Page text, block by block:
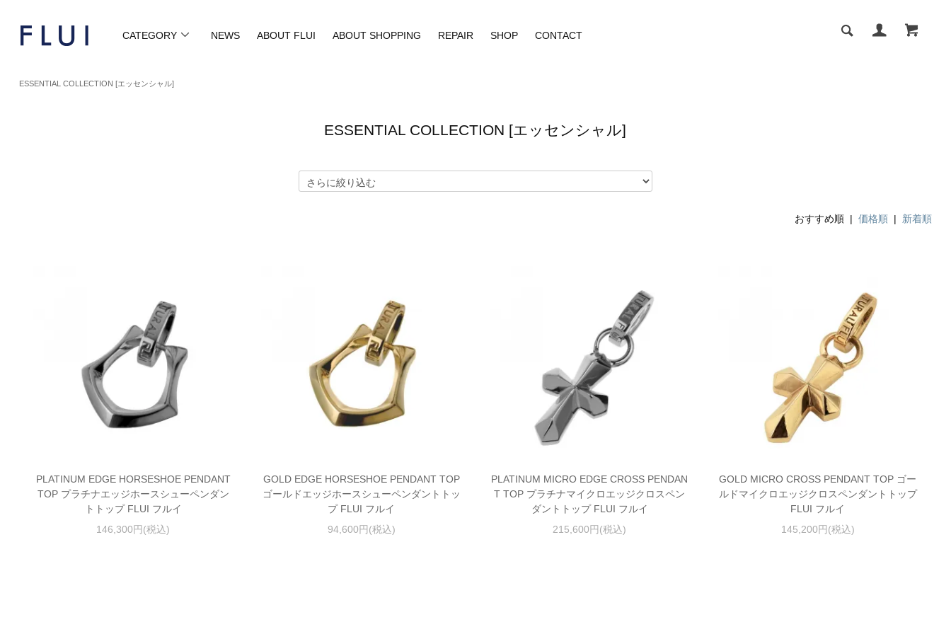
CATEGORY NEWS ABOUT FLUI ABOUT SHOPPING REPAIR SHOP CONTACT
ESSENTIAL COLLECTION [エッセンシャル]
ESSENTIAL COLLECTION [エッセンシャル]
おすすめ順 |価格順 | 新着順
PLATINUM EDGE HORSESHOE PENDANT
TOP プラチナエッジホースシューペンダン
トトップ FLUI フルイ
146,300円(税込)
GOLD EDGE HORSESHOE PENDANT TOP
ゴールドエッジホースシューペンダントトッ
プ FLUI フルイ
94,600円(税込)
PLATINUM MICRO EDGE CROSS PENDAN
T TOP プラチナマイクロエッジクロスペン
ダントトップ FLUI フルイ
215,600円(税込)
GOLD MICRO CROSS PENDANT TOP ゴー
ルドマイクロエッジクロスペンダントトップ
FLUI フルイ
145,200円(税込)